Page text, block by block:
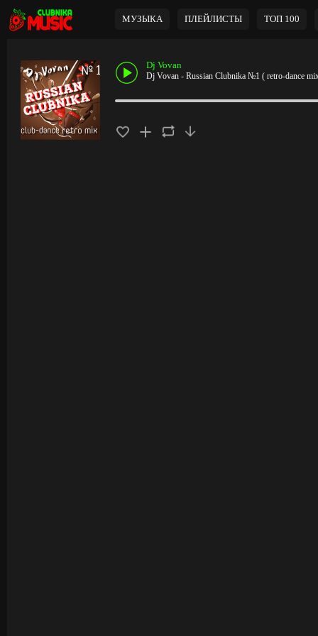
МУЗЫКА ПЛЕЙЛИСТЫ ТОП 100
Dj Vovan
Dj Vovan - Russian Clubnika №1 ( retro-dance